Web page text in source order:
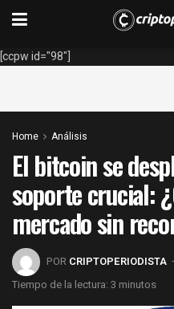
[ccpw id="98"]
Home Análisis
El bitcoin se
soporte crucial:
mercado sin
POR CRIPTOPERIODISTA
Tiempo de la lectura: 3 minutos